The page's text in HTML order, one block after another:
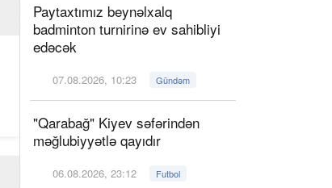
Paytaxtımız beynəlxalq
badminton turnirinə ev sahibliyi
edəcək
07.08.2026, 10:23 Gündəm
"Qarabağ" Kiyev səfərindən
məğlubiyyətlə qayıdır
06.08.2026, 23:12 Futbol